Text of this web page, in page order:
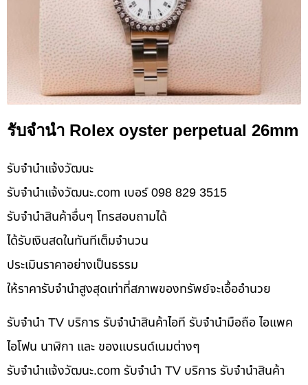
รับจำนำ Rolex oyster perpetual 26mm
รับจํานําแจ้งวัฒนะ
รับจํานําแจ้งวัฒนะ.com เบอร์ 098 829 3515
รับจำนำสินค้าอื่นๆ โทรสอบถามได้
ได้รับเงินสดในทันทีเต็มจำนวน
ประเมินราคาอย่างเป็นธรรม
ให้ราคารับจำนำสูงสุดเท่าที่สภาพของทรัพย์จะเอื้ออำนวย
รับจำนำ TV บริการ รับจำนำสินค้าไอที รับจำนำมือถือ ไอแพค
ไอโฟน นาฬิกา และ ของแบรนด์เนมต่างๆ
รับจํานําแจ้งวัฒนะ.com รับจำนำ TV บริการ รับจำนำสินค้า